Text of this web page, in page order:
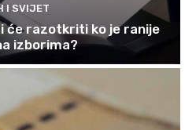
I SVIJET
će razotkriti ko je ranije
izborima?